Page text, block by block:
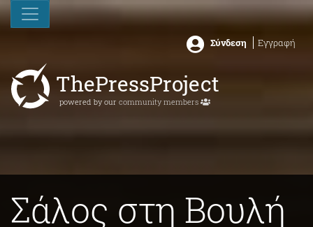
Σύνδεση Εγγραφή
ThePressProject
powered by our community members
Σάλος στη Βουλή